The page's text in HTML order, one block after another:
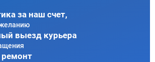
за наш счет,
выезд курьера